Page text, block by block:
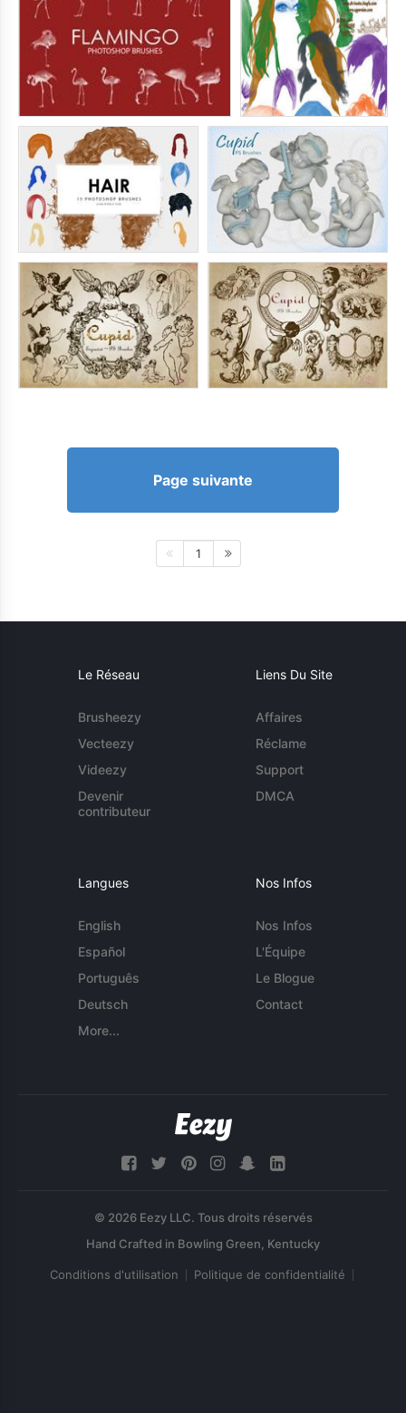
Page suivante
1
Le Réseau
Brusheezy
Vecteezy
Videezy
Devenir
contributeur
Liens Du Site
Affaires
Réclame
Support
DMCA
Langues
English
Español
Português
Deutsch
More...
Nos Infos
Nos Infos
L'Équipe
Le Blogue
Contact
© 2026 Eezy LLC. Tous droits réservés
Conditions d'utilisation Politique de confidentialité